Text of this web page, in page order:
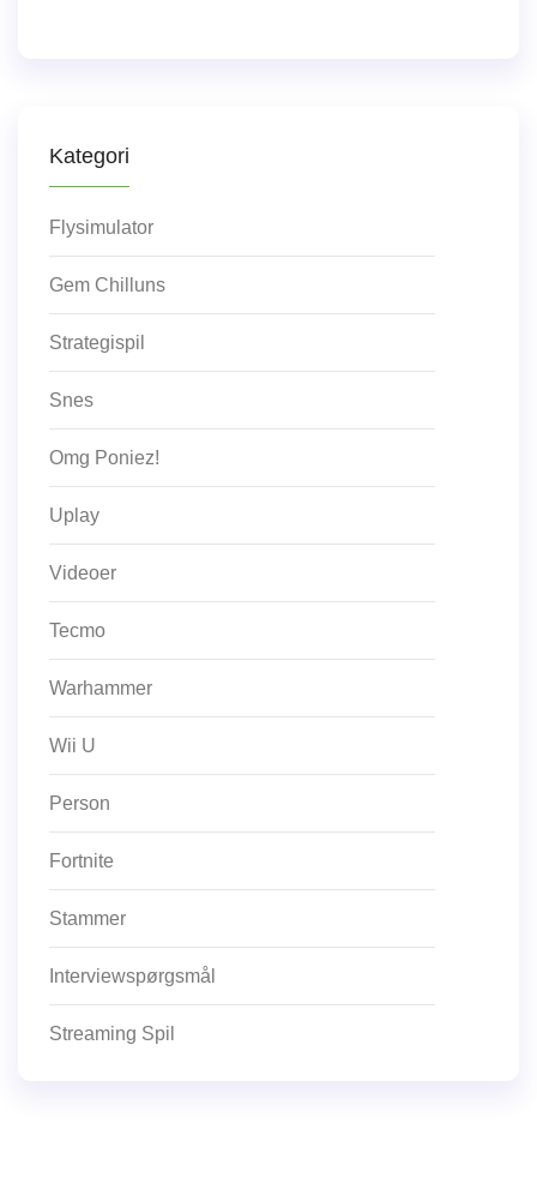
Kategori
Flysimulator
Gem Chilluns
Strategispil
Snes
Omg Poniez!
Uplay
Videoer
Tecmo
Warhammer
Wii U
Person
Fortnite
Stammer
Interviewspørgsmål
Streaming Spil